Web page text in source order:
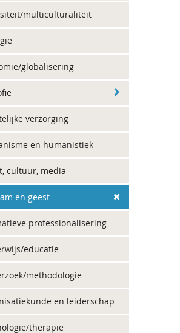
multiculturaliteit
globalisering
verzorging
en humanistiek
cultuur, media
en geest
professionalisering
educatie
methodologie
en leiderschap
therapie